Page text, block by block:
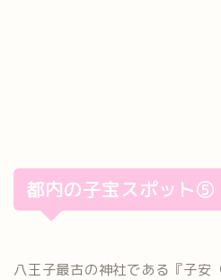
都内の子宝スポット⑤
八王子最古の神社である『子安